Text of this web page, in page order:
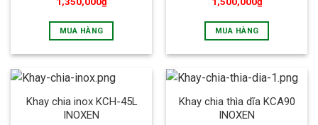
MUA HÀNG MUA HÀNG
Khay chia inox KCH-45L
INOXEN
Khay chia thìa dĩa KCA90
INOXEN